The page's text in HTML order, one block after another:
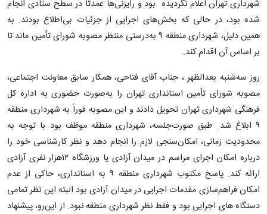
شهرداری تهران اعلام نگردیده بود و رایزنی‌ها عمدتاً در سطح ستادی انجام
شده بود، در حالی که بخش‌های اجرایی از جزئیات بی‌اطلاع بودند. به
همین دلیل، شهرداری منطقه ۹ به‌درستی منتظر مصوبه شورای تأمین ماند تا
بر اساس آن اقدام کند.
روز سه‌شنبه بعدالظهر ، جناب آقای فتاحی، همکار سابق معاونت اجتماعی،
مصوبه شورای تأمین استانداری تهران را به‌صورت حضوری به اداره کل
فرهنگی شهرداری تهران تحویل دادند و این مصوبه فوراً به شهرداری منطقه
۹ ابلاغ شد. طبق صورت‌جلسه، شهرداری منطقه موظف بود با توجه به
محدودیت زمانی، امکان‌سنجی لازم را انجام دهد و نظر کارشناسی خود را
درباره امکان اجرای مراسم در میدان آزادی یا ورزشگاه ۱۲هزار نفری آزادی
ارائه کند. پاسخ مکتوب شهرداری منطقه ۹ به استانداری، حاکی از عدم
امکان فراهم‌سازی مقدمات اجرایی در میدان آزادی بود البته این نظر تمامی
دستگاه های اجرایی بود و فقط نظر شهرداری منطقه نبود. از این‌رو، پیشنهاد